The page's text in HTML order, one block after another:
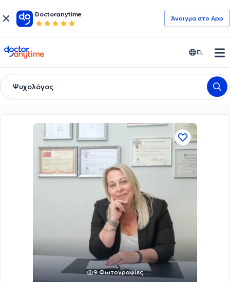
Doctoranytime
Άνοιγμα στο App
doctoranytime EL
Ψυχολόγος
9 Φωτογραφίες